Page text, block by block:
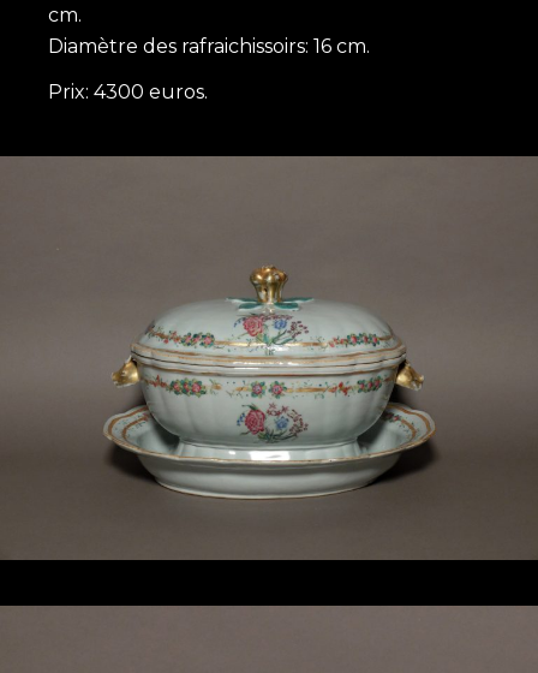
cm.
Diamètre des rafraichissoirs: 16 cm.
Prix: 4300 euros.